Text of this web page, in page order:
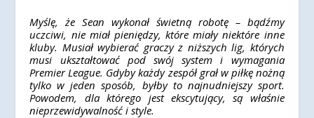
Myślę, że Sean wykonał świetną robotę – bądźmy
uczciwi, nie miał pieniędzy, które miały niektóre inne
kluby. Musiał wybierać graczy z niższych lig, których
musi ukształtować pod swój system i wymagania
Premier League. Gdyby każdy zespół grał w piłkę nożną
tylko w jeden sposób, byłby to najnudniejszy sport.
Powodem, dla którego jest ekscytujący, są właśnie
nieprzewidywalność i style.